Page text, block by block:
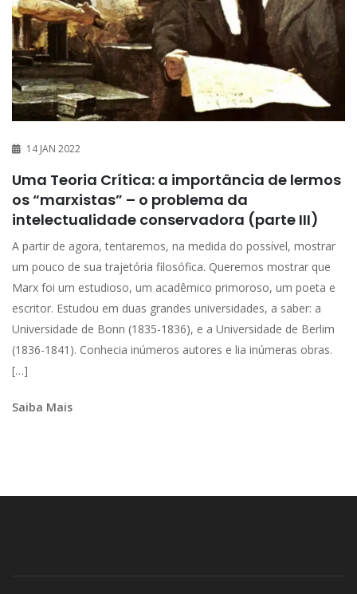
14 JAN 2022
Uma Teoria Crítica: a importância de lermos
os “marxistas” – o problema da
intelectualidade conservadora (parte III)
A partir de agora, tentaremos, na medida do possível, mostrar
um pouco de sua trajetória filosófica. Queremos mostrar que
Marx foi um estudioso, um acadêmico primoroso, um poeta e
escritor. Estudou em duas grandes universidades, a saber: a
Universidade de Bonn (1835-1836), e a Universidade de Berlim
(1836-1841). Conhecia inúmeros autores e lia inúmeras obras.
[…]
Saiba Mais